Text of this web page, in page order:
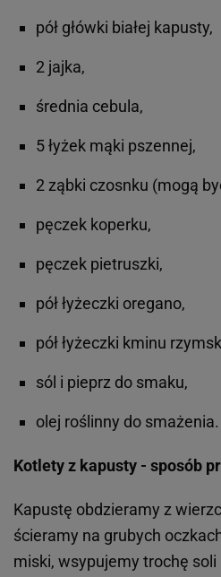
pół główki białej kapusty,
2 jajka,
średnia cebula,
5 łyżek mąki pszennej,
2 ząbki czosnku (mogą
pęczek koperku,
pęczek pietruszki,
pół łyżeczki oregano,
pół łyżeczki kminu
sól i pieprz do smaku,
olej roślinny do smażenia.
Kotlety z kapusty - sposób
Kapustę obdzieramy z
ścieramy na grubych
miski, wsypujemy trochę